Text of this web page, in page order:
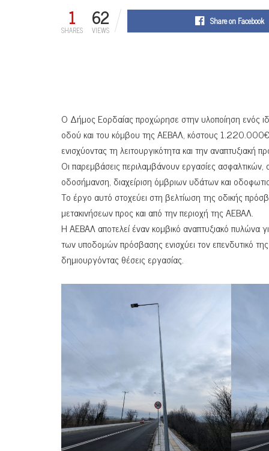
1
SHARES 62
VIEWS
Share on Facebook
Ο Δήμος Εορδαίας προχώρησε στην υλοποίηση ενός
οδού και του κόμβου της ΑΕΒΑΛ, κόστους
ενισχύοντας τη λειτουργικότητα και την αναπτυξιακή
Οι παρεμβάσεις περιλαμβάνουν εργασίες
οδοσήμανση, διαχείριση όμβριων υδάτων και
Το έργο αυτό στοχεύει στη βελτίωση της οδικής
μετακινήσεων προς και από την περιοχή της ΑΕΒΑΛ.
Η ΑΕΒΑΛ αποτελεί έναν κομβικό αναπτυξιακό πυλώνα
των υποδομών πρόσβασης ενισχύει τον επενδυτικό
δημιουργόντας θέσεις εργασίας.